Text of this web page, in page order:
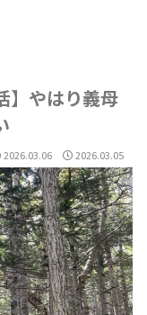
】やはり義母
2026.03.06 2026.03.05